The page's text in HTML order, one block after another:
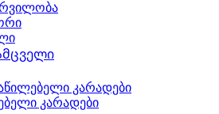
კარადები
კარადები